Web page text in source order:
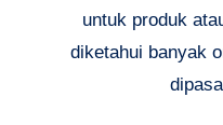
untuk produk
diketahui banyak